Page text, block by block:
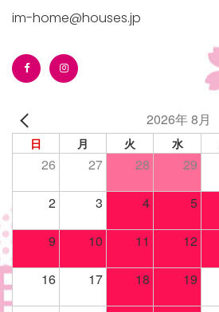
manager/wp-
top-
im-home@houses.jp
2026年 8月
日 月 火 水
26 27 28 29
2 3 4 5
9 10 11 12
16 17 18 19